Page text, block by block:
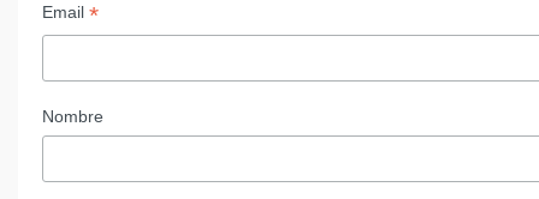
Email *
Nombre